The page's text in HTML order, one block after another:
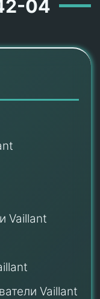
04
Vaillant
Vaillant